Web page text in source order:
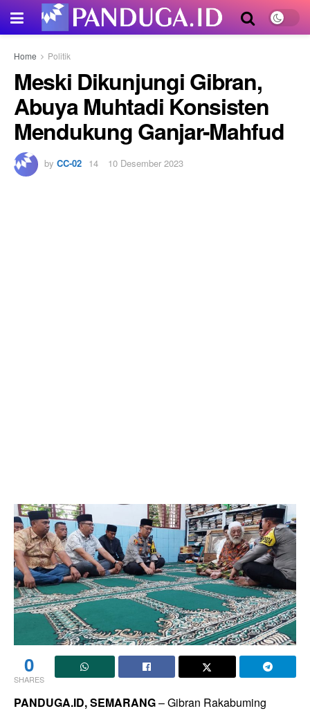
Home Politik
Meski Dikunjungi Gibran,
Abuya Muhtadi Konsisten
Mendukung Ganjar-Mahfud
by CC-02 10 Desember 2023
0
SHARES
PANDUGA.ID, SEMARANG– Gibran Rakabuming